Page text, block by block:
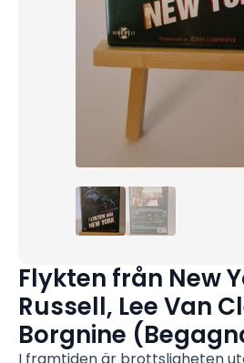
Flykten från New
Russell, Lee Van
Borgnine